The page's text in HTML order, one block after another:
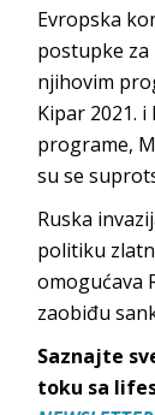
Evropska
postupke
njihovim
Kipar 2021.
programe,
su se
Ruska
politiku
omogućava
zaobiđu
Saznajte
toku sa